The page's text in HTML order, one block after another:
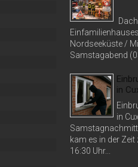
Nordseeküste /
Samstagabend
in
in
kam es in der
16:30 Uhr...